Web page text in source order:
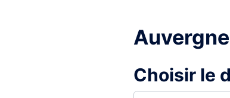
7. Hauts-de-
8. Île-de-
Choisir le